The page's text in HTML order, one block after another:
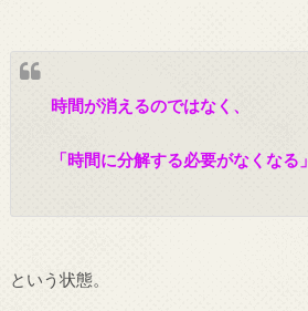
時間が消えるのではなく、
「時間に分解する必要がなくなる」
という状態。